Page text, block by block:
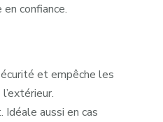
confiance.
et empêche les
aussi en cas